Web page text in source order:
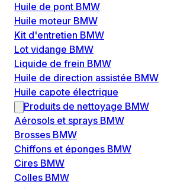
Huile de pont BMW
Huile moteur BMW
Kit d'entretien BMW
Lot vidange BMW
Liquide de frein BMW
Huile de direction assistée BMW
Huile capote électrique
Produits de nettoyage BMW
Aérosols et sprays BMW
Brosses BMW
Chiffons et éponges BMW
Cires BMW
Colles BMW